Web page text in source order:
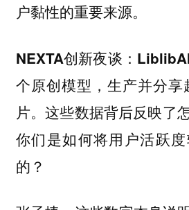
户黏性的重要来源。
NEXTA创新夜谈：
个原创模型，生产并分享
片。这些数据背后反映了
你们是如何将用户活跃
的？